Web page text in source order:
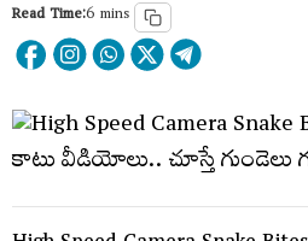
Read Time:6 mins